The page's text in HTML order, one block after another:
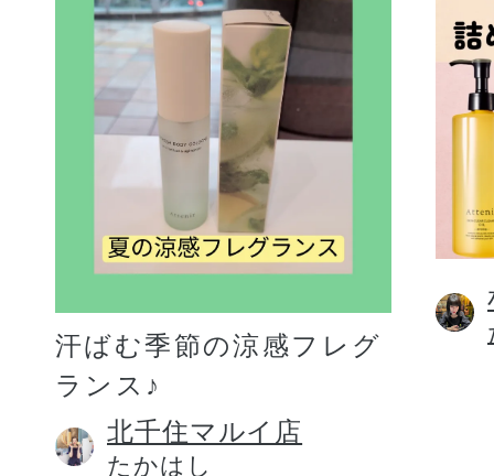
汗ばむ季節の涼感フレグ
ランス♪
北千住マルイ店
たかはし